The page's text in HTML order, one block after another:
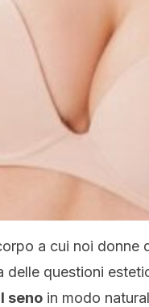
a cui noi donne
delle questioni
seno in modo